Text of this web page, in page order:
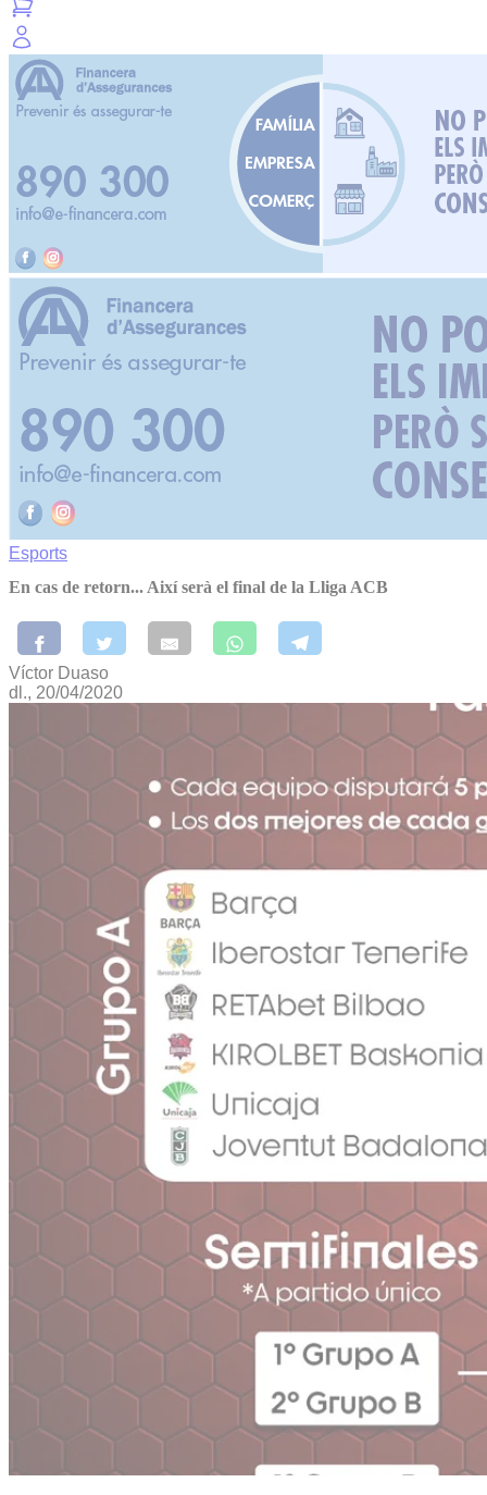
Esports
En cas de retorn... Així serà el final de la Lliga ACB
Víctor Duaso
dl., 20/04/2020